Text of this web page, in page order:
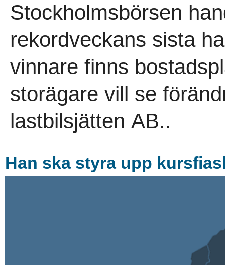
Stockholmsbörsen
rekordveckans sista
vinnare finns
storägare vill se
lastbilsjätten AB..
Han ska styra upp